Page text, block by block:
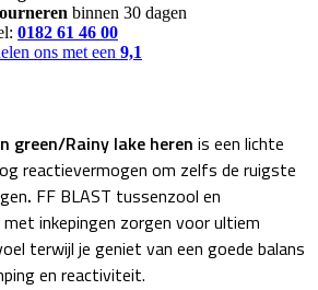
binnen 30 dagen
0182 61 46 00
ons met een 9,1
green/Rainy lake heren is een lichte
reactievermogen om zelfs de ruigste
. FF BLAST tussenzool en
inkepingen zorgen voor ultiem
terwijl je geniet van een goede balans
en reactiviteit.